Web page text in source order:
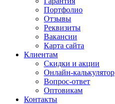
Портфолио
Отзывы
Реквизиты
Вакансии
Карта сайта
Клиентам
Скидки и акции
Онлайн-калькулятор
Вопрос-ответ
Оптовикам
Контакты